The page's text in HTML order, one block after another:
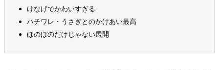
けなげでかわいすぎる
ハチワレ・うさぎとのかけあい最高
ほのぼのだけじゃない展開